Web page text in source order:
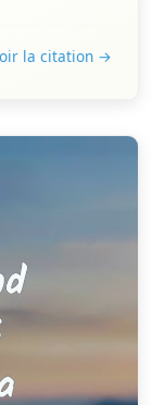
la citation →